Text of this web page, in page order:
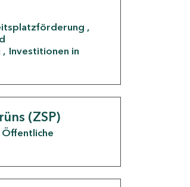
Investitionen in
(ZSP)
Öffentliche